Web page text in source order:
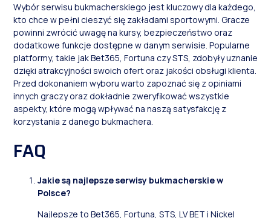
Wybór serwisu bukmacherskiego jest kluczowy dla każdego,
kto chce w pełni cieszyć się zakładami sportowymi. Gracze
powinni zwrócić uwagę na kursy, bezpieczeństwo oraz
dodatkowe funkcje dostępne w danym serwisie. Popularne
platformy, takie jak Bet365, Fortuna czy STS, zdobyły uznanie
dzięki atrakcyjności swoich ofert oraz jakości obsługi klienta.
Przed dokonaniem wyboru warto zapoznać się z opiniami
innych graczy oraz dokładnie zweryfikować wszystkie
aspekty, które mogą wpływać na naszą satysfakcję z
korzystania z danego bukmachera.
FAQ
Jakie są najlepsze serwisy bukmacherskie w
Polsce?
Najlepsze to Bet365, Fortuna, STS, LV BET i Nickel